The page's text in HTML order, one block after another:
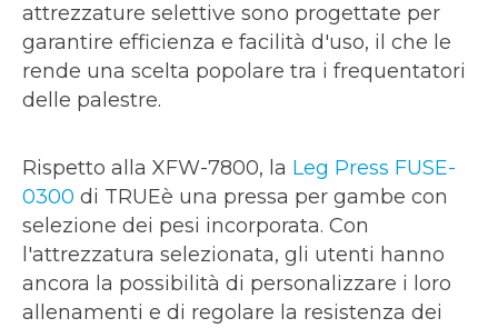
attrezzature selettive sono progettate per
garantire efficienza e facilità d'uso, il che le
rende una scelta popolare tra i frequentatori
delle palestre.
Rispetto alla XFW-7800, la Leg Press FUSE-
0300 di TRUEè una pressa per gambe con
selezione dei pesi incorporata. Con
l'attrezzatura selezionata, gli utenti hanno
ancora la possibilità di personalizzare i loro
allenamenti e di regolare la resistenza dei